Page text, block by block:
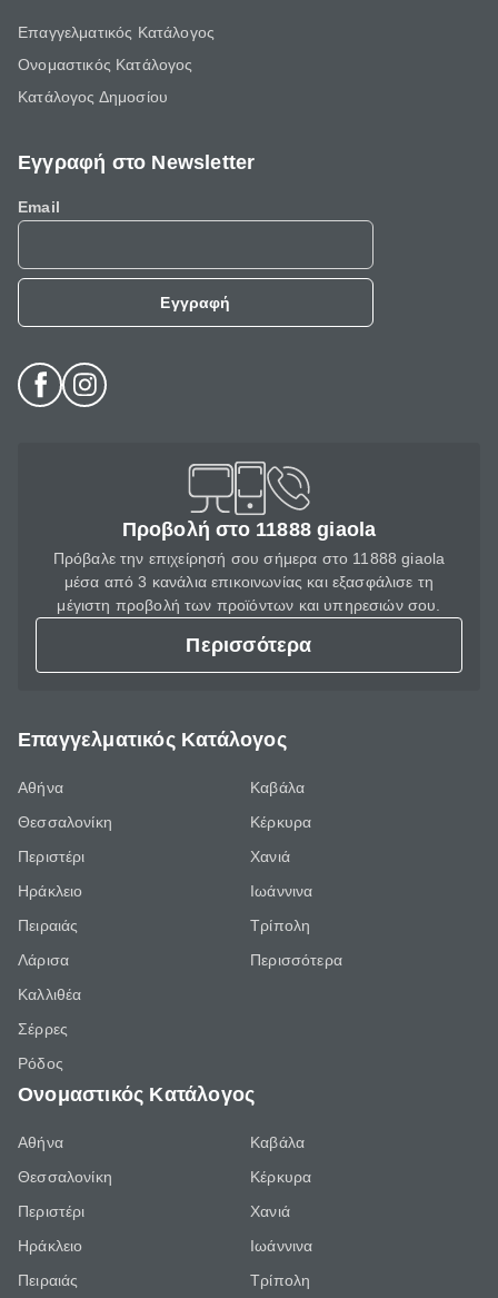
Επαγγελματικός Κατάλογος
Ονομαστικός Κατάλογος
Κατάλογος Δημοσίου
Εγγραφή στο Newsletter
Email
Εγγραφή
Προβολή στο 11888 giaola
Πρόβαλε την επιχείρησή σου σήμερα στο 11888 giaola
μέσα από 3 κανάλια επικοινωνίας και εξασφάλισε τη
μέγιστη προβολή των προϊόντων και υπηρεσιών σου.
Περισσότερα
Επαγγελματικός Κατάλογος
Αθήνα
Θεσσαλονίκη
Περιστέρι
Ηράκλειο
Πειραιάς
Λάρισα
Καλλιθέα
Σέρρες
Ρόδος
Καβάλα
Κέρκυρα
Χανιά
Ιωάννινα
Τρίπολη
Περισσότερα
Ονομαστικός Κατάλογος
Αθήνα
Θεσσαλονίκη
Περιστέρι
Ηράκλειο
Πειραιάς
Καβάλα
Κέρκυρα
Χανιά
Ιωάννινα
Τρίπολη